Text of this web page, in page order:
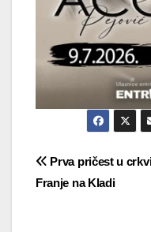
objava
Prva pričest u
Franje na Kladi